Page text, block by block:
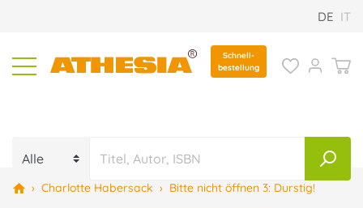
DE IT
Schnell-
bestellung
› Charlotte Habersack › Bitte nicht öffnen 3: Durstig!